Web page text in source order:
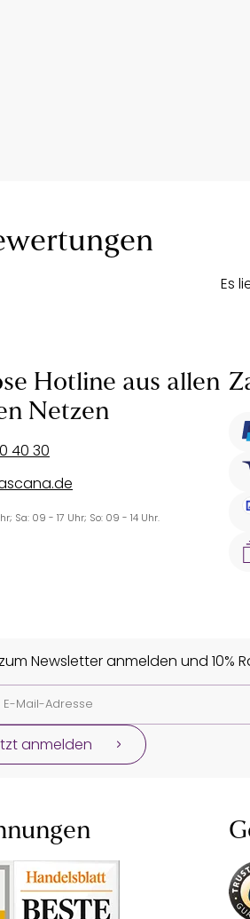
Es
Hotline aus allen
Netzen
40 30
Sa: 09 - 17 Uhr; So: 09 - 14 Uhr.
Newsletter anmelden und 10%
anmelden